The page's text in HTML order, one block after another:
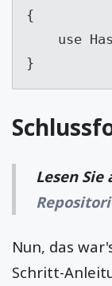
{
}
Lesen Sie
Nun, das
Schritt-